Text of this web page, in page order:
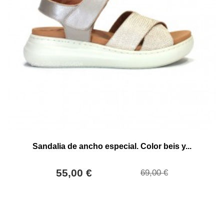
Sandalia de ancho especial. Color beis y...
55,00 € 69,00 €